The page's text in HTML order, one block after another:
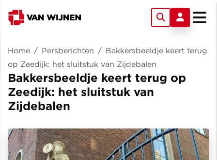
Home / Persberichten / Bakkersbeeldje keert terug
op Zeedijk: het sluitstuk van Zijdebalen
Bakkersbeeldje keert terug op
Zeedijk: het sluitstuk van
Zijdebalen